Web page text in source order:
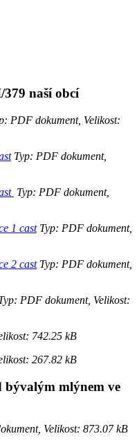
naší obcí
PDF dokument, Velikost:
Typ: PDF dokument,
Typ: PDF dokument,
1 castTyp: PDF dokument,
2 castTyp: PDF dokument,
PDF dokument, Velikost:
742.25 kB
267.82 kB
bývalým mlýnem ve
Velikost: 873.07 kB